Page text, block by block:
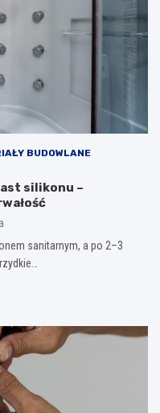
BUDOWLANE
silikonu –
sanitarnym, a po 2–3